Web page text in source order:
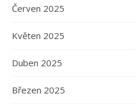
Červen 2025
Květen 2025
Duben 2025
Březen 2025